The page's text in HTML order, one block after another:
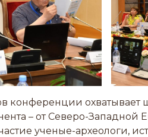
конференции охватывает
– от Северо-
ученые-археологи,